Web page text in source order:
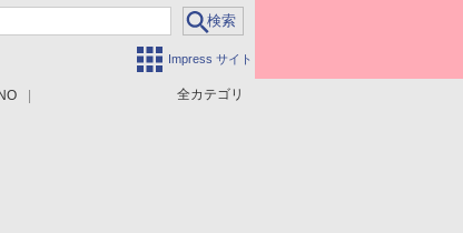
Impress サイト
全カテゴリ